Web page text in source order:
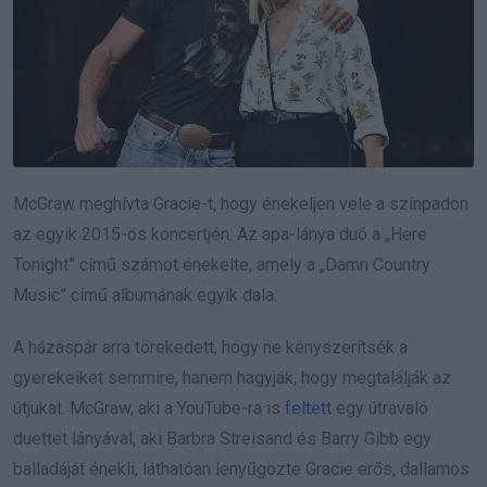
McGraw meghívta Gracie-t, hogy énekeljen vele a színpadon
az egyik 2015-ös koncertjén. Az apa-lánya duó a „Here
Tonight” című számot énekelte, amely a „Damn Country
Music” című albumának egyik dala.
A házaspár arra törekedett, hogy ne kényszerítsék a
gyerekeiket semmire, hanem hagyják, hogy megtalálják az
útjukat. McGraw, aki a YouTube-ra is feltett egy útravaló
duettet lányával, aki Barbra Streisand és Barry Gibb egy
balladáját énekli, láthatóan lenyűgözte Gracie erős, dallamos